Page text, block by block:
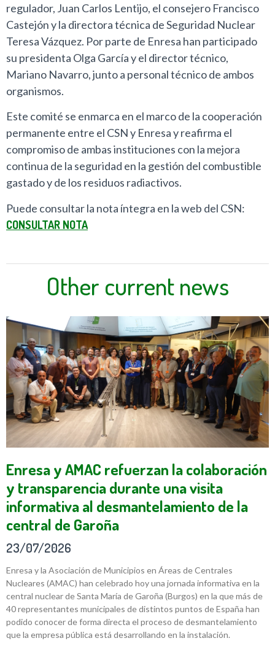
regulador, Juan Carlos Lentijo, el consejero Francisco
Castejón y la directora técnica de Seguridad Nuclear
Teresa Vázquez. Por parte de Enresa han participado
su presidenta Olga García y el director técnico,
Mariano Navarro, junto a personal técnico de ambos
organismos.
Este comité se enmarca en el marco de la cooperación
permanente entre el CSN y Enresa y reafirma el
compromiso de ambas instituciones con la mejora
continua de la seguridad en la gestión del combustible
gastado y de los residuos radiactivos.
Puede consultar la nota íntegra en la web del CSN:
CONSULTAR NOTA
Other current news
Enresa y AMAC refuerzan la colaboración
y transparencia durante una visita
informativa al desmantelamiento de la
central de Garoña
23/07/2026
Enresa y la Asociación de Municipios en Áreas de Centrales
Nucleares (AMAC) han celebrado hoy una jornada informativa en la
central nuclear de Santa María de Garoña (Burgos) en la que más de
40 representantes municipales de distintos puntos de España han
podido conocer de forma directa el proceso de desmantelamiento
que la empresa pública está desarrollando en la instalación.